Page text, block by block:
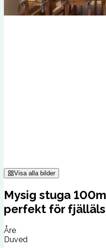
Visa alla bilder
Mysig stuga
perfekt för
Åre
Duved